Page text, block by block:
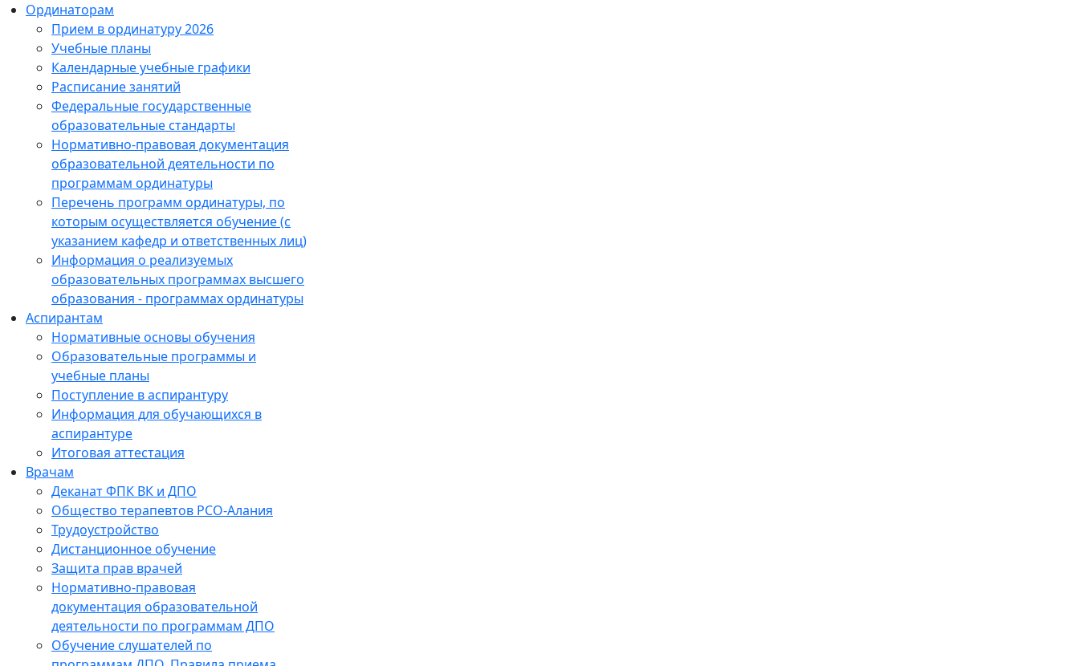
Ординаторам
Прием в ординатуру 2026
Учебные планы
Календарные учебные графики
Расписание занятий
Федеральные государственные
образовательные стандарты
Нормативно-правовая документация
образовательной деятельности по
программам ординатуры
Перечень программ ординатуры, по
которым осуществляется обучение (с
указанием кафедр и ответственных лиц)
Информация о реализуемых
образовательных программах высшего
образования - программах ординатуры
Аспирантам
Нормативные основы обучения
Образовательные программы и
учебные планы
Поступление в аспирантуру
Информация для обучающихся в
аспирантуре
Итоговая аттестация
Врачам
Деканат ФПК ВК и ДПО
Общество терапевтов РСО-Алания
Трудоустройство
Дистанционное обучение
Защита прав врачей
Нормативно-правовая
документация образовательной
деятельности по программам ДПО
Обучение слушателей по